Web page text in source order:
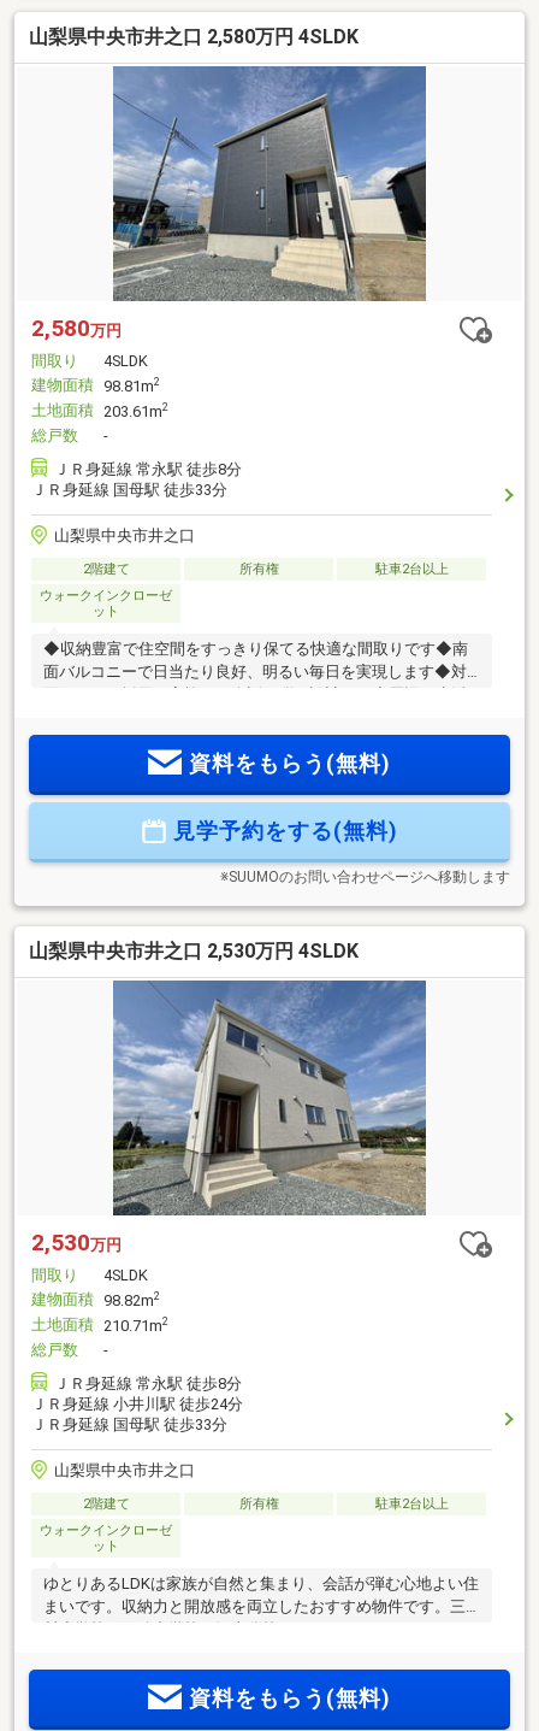
山梨県中央市井之口 2,580万円 4SLDK
2,580万円
間取り
4SLDK
建物面積 98.81m2
土地面積 203.61m2
総戸数
-
ＪＲ身延線 常永駅 徒歩8分
ＪＲ身延線 国母駅 徒歩33分
山梨県中央市井之口
2階建て 所有権
駐車2台以上
ウォークインクローゼ
ット
◆収納豊富で住空間をすっきり保てる快適な間取りです◆南
面バルコニーで日当たり良好、明るい毎日を実現します◆対
とした家族時間をお楽しみいただけます物件の詳細、ご見学
のご希望はお気軽にお問い合わせください！
資料をもらう(無料)
見学予約をする(無料)
※SUUMOのお問い合わせページへ移動します
山梨県中央市井之口 2,530万円 4SLDK
2,530万円
間取り
4SLDK
建物面積 98.82m2
土地面積 210.71m2
総戸数
-
ＪＲ身延線 常永駅 徒歩8分
ＪＲ身延線 小井川駅 徒歩24分
ＪＲ身延線 国母駅 徒歩33分
山梨県中央市井之口
2階建て 所有権
駐車2台以上
ウォークインクローゼ
ット
ゆとりあるLDKは家族が自然と集まり、会話が弾む心地よい住
まいです。収納力と開放感を両立したおすすめ物件です。三
村小学校・玉穂中学校下河東分校 。
資料をもらう(無料)